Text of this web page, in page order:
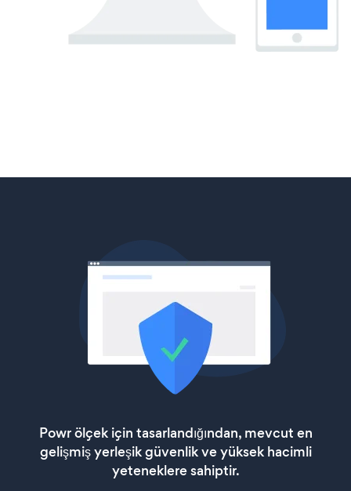
Powr ölçek için tasarlandığından, mevcut en
gelişmiş yerleşik güvenlik ve yüksek hacimli
yeteneklere sahiptir.